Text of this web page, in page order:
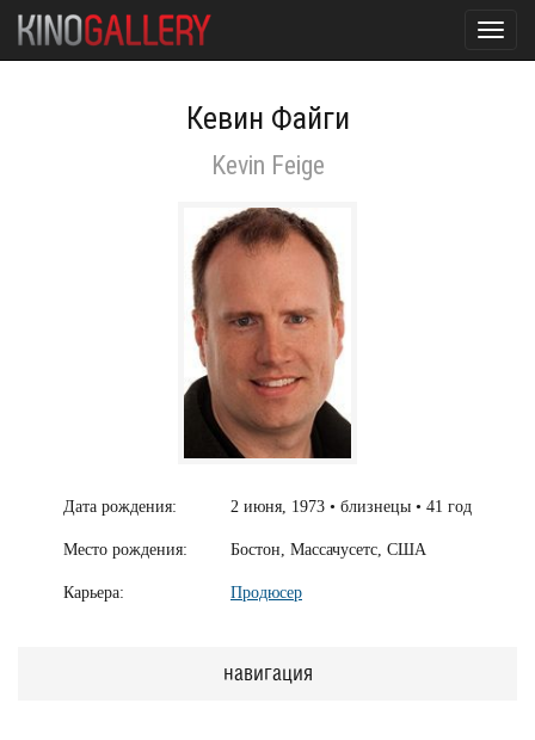
Кевин Файги
Kevin Feige
Дата рождения: 2 июня, 1973 • близнецы • 41 год
Место рождения: Бостон, Массачусетс, США
Карьера: Продюсер
навигация